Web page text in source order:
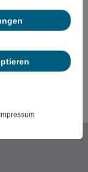
Impressum